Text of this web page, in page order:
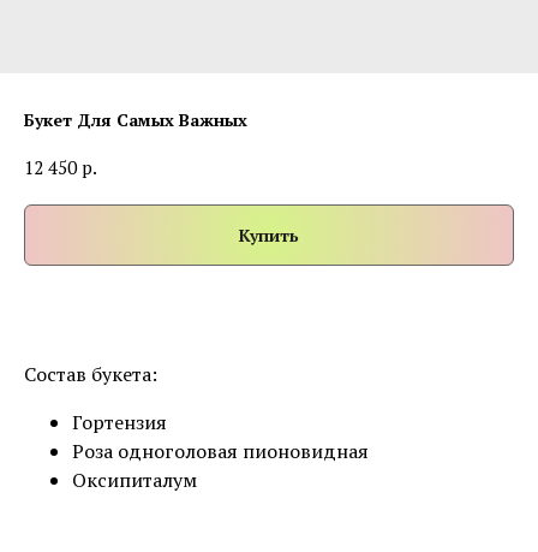
Букет Для Самых Важных
12 450 р.
Купить
Состав букета:
Гортензия
Роза одноголовая пионовидная
Оксипиталум